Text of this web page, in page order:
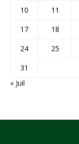
10
11
17
18
24
25
31
« Juil